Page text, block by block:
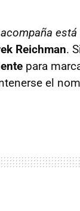
Reichman.
para
el